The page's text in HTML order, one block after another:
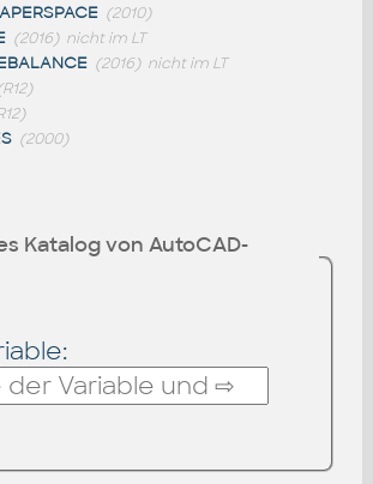
(2010)
(2016) nicht im LT
(2016) nicht im LT
(2000)
Katalog von AutoCAD-